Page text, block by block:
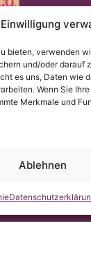
Einwilligung
bieten, verwenden
und/oder darauf
es uns, Daten wie
Wenn Sie
Merkmale und
Ablehnen
de Barcelona stellt